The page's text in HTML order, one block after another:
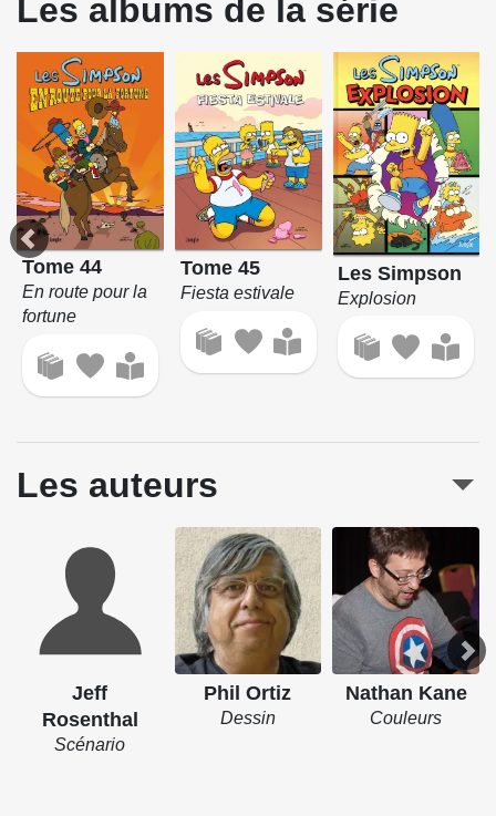
Les albums de la série
Tome 44
En route pour la
fortune
Tome 45
Fiesta estivale
Les Simpson
Explosion
Les auteurs
Jeff
Rosenthal
Scénario
Phil Ortiz
Dessin
Nathan Kane
Couleurs